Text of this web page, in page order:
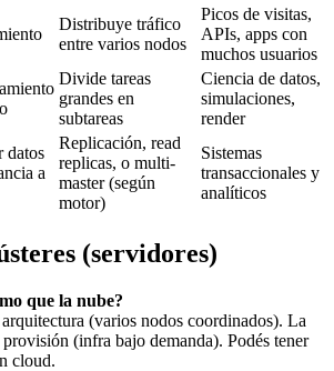
Distribuye tráfico
entre varios nodos
Picos de visitas,
APIs, apps con
muchos usuarios
Divide tareas
grandes en
subtareas
Ciencia de datos,
simulaciones,
render
datos
a
Replicación, read
replicas, o multi-
master (según
motor)
Sistemas
transaccionales y
analíticos
(servidores)
que la nube?
(varios nodos coordinados). La
(infra bajo demanda). Podés tener
cloud.